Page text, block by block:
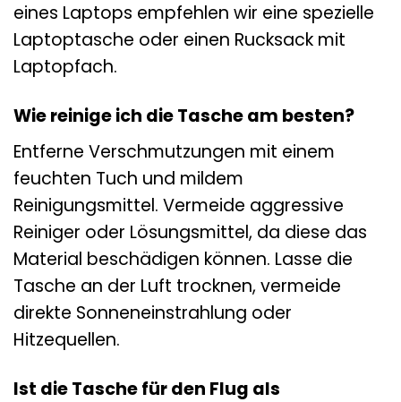
eines Laptops empfehlen wir eine spezielle
Laptoptasche oder einen Rucksack mit
Laptopfach.
Wie reinige ich die Tasche am besten?
Entferne Verschmutzungen mit einem
feuchten Tuch und mildem
Reinigungsmittel. Vermeide aggressive
Reiniger oder Lösungsmittel, da diese das
Material beschädigen können. Lasse die
Tasche an der Luft trocknen, vermeide
direkte Sonneneinstrahlung oder
Hitzequellen.
Ist die Tasche für den Flug als